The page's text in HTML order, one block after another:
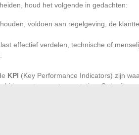
houd het volgende in gedachten:
voldoen aan regelgeving, de
effectief verdelen, technische of
KPI (Key Performance Indicators) zijn
met concrete prestaties. Gebruik ze